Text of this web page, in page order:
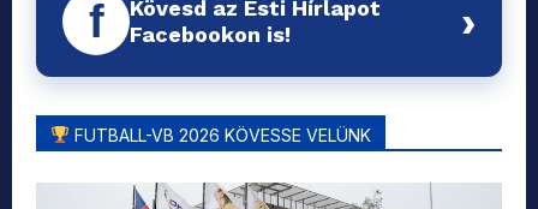
f
Kövesd az Esti Hírlapot
Facebookon is!
›
FUTBALL-VB 2026 KÖVESSE VELÜNK